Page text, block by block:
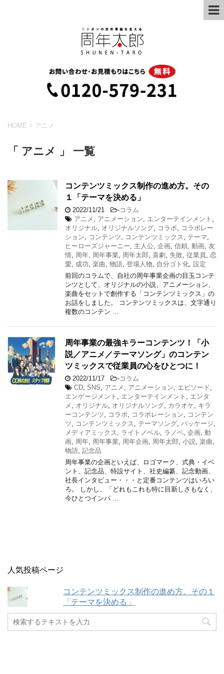
HOME > アニメ
「 アニメ 」 一覧
コンテンツミックス制作の進め方。その
１「テーマを決める」
2022/11/21 -コラム
アニメ , アニメーション, エンターテインメント ,
オリジナル, オリジナルソング, コラボ, コラボレー
ション, コンテンツ, コンテンツミックス , テーマ,
ヒーローズジャーニー, 主人公, 企画, 信頼, 動画, 友
情, 周年, 周年事業, 周年太郎, 喜劇 , 失敗, 従業員 , 恋
愛, 成功, 楽曲, 物語, 登場人物, 自分ゴト化, 設定
前回のコラムで、自社の周年事業企画の目玉コンテ
ンツとして、オリジナルの小説、アニメーション、
楽曲をセットで創作する「コンテンツミックス」の
お話をしました。 コンテンツミックスは、文字通り
複数のコンテン …
周年事業の最強キラーコンテンツ！「小
説／アニメ／テーマソング」のコンテン
ツミックスで従業員の心をひとつに！
2022/11/17 -コラム
CD, SNS, アニメ , アニメーション, エピソード,
エンゲージメント , エンターテインメント , エンタ
メ , オリジナル, オリジナルソング, カラオケ, キラ
ーコンテンツ, コラボ, コラボレーション, コンテン
ツ, コンテンツミックス , テーマソング, パッケージ,
メディアミックス , ライトノベル, ラノベ, 企画, 動
画, 周年, 周年事業, 周年企画, 周年太郎, 小説, 楽曲,
物語, 記念品
周年事業の企画といえば、ロゴマーク、式典・イベ
ント、記念品、特設サイト、社史編纂、記念動画、
社長インタビュー・・・と定番コンテンツはいろい
ろ。 しかし、「どれもこれも特に目新しさもなく、
今ひとつインパ …
人気投稿ページ
コンテンツミックス制作の進め方。その１
「テーマを決める」